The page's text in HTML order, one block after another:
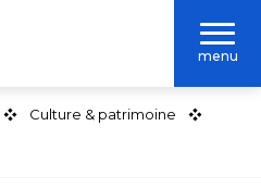
menu
Culture & patrimoine